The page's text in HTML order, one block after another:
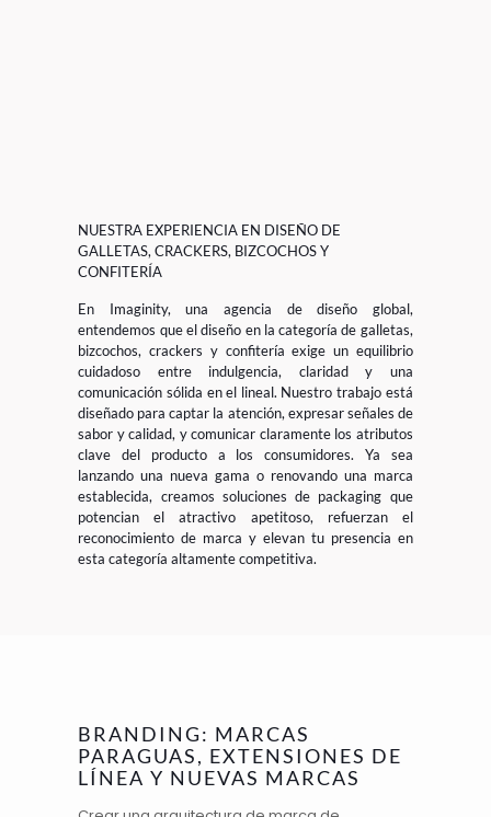
NUESTRA EXPERIENCIA EN DISEÑO DE
GALLETAS, CRACKERS, BIZCOCHOS Y
CONFITERÍA
En Imaginity, una agencia de diseño global,
entendemos que el diseño en la categoría de galletas,
bizcochos, crackers y confitería exige un equilibrio
cuidadoso entre indulgencia, claridad y una
comunicación sólida en el lineal. Nuestro trabajo está
diseñado para captar la atención, expresar señales de
sabor y calidad, y comunicar claramente los atributos
clave del producto a los consumidores. Ya sea
lanzando una nueva gama o renovando una marca
establecida, creamos soluciones de packaging que
potencian el atractivo apetitoso, refuerzan el
reconocimiento de marca y elevan tu presencia en
esta categoría altamente competitiva.
BRANDING: MARCAS
PARAGUAS, EXTENSIONES DE
LÍNEA Y NUEVAS MARCAS